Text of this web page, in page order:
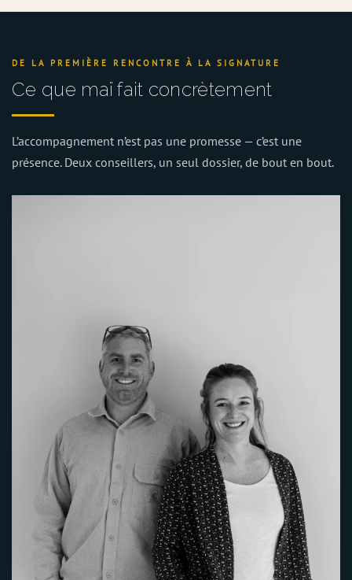
DE LA PREMIÈRE RENCONTRE À LA SIGNATURE
Ce que maï fait concrètement
L’accompagnement n’est pas une promesse — c’est une
présence. Deux conseillers, un seul dossier, de bout en bout.